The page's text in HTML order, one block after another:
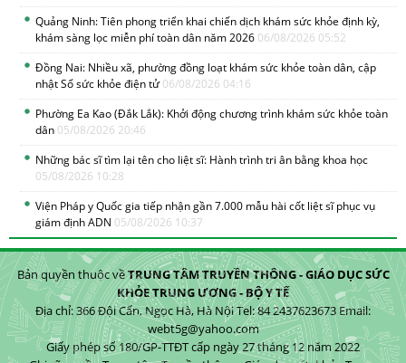
Quảng Ninh: Tiên phong triển khai chiến dịch khám sức khỏe định kỳ,
khám sàng lọc miễn phí toàn dân năm 2026 06/08/2026 05:52
Đồng Nai: Nhiều xã, phường đồng loạt khám sức khỏe toàn dân, cập
nhật Sổ sức khỏe điện tử06/08/2026 04:16
Phường Ea Kao (Đắk Lắk): Khởi động chương trình khám sức khỏe toàn
dân 05/08/2026 20:46
Những bác sĩ tìm lại tên cho liệt sĩ: Hành trình tri ân bằng khoa học
05/08/2026 10:28
Viện Pháp y Quốc gia tiếp nhận gần 7.000 mẫu hài cốt liệt sĩ phục vụ
giám định ADN 05/08/2026 10:37
Bản quyền thuộc vềTRUNG TÂM TRUYỀN THÔNG - GIÁO DỤC SỨC
KHỎE TRUNG ƯƠNG - BỘ Y TẾ
Địa chỉ: 366 Đội Cấn, Ngọc Hà, Hà Nội Tel: 84 2437623673 Email:
webt5g@yahoo.com
Giấy phép số 180/GP-TTĐT cấp ngày 27 tháng 12 năm 2022